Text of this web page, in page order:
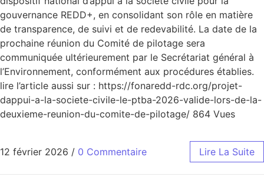
gouvernance REDD+, en consolidant son rôle en matière
de transparence, de suivi et de redevabilité. La date de la
prochaine réunion du Comité de pilotage sera
communiquée ultérieurement par le Secrétariat général à
l’Environnement, conformément aux procédures établies.
lire l’article aussi sur : https://fonaredd-rdc.org/projet-
dappui-a-la-societe-civile-le-ptba-2026-valide-lors-de-la-
deuxieme-reunion-du-comite-de-pilotage/ 864 Vues
12 février 2026 / 0 Commentaire Lire La Suite